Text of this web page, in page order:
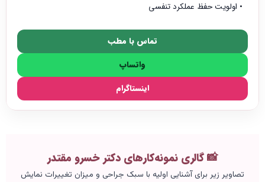
اولویت حفظ عملکرد تنفسی
تماس با مطب
واتساپ
اینستاگرام
📸 گالری نمونه‌کارهای دکتر خسرو مقتدر
تصاویر زیر برای آشنایی اولیه با سبک جراحی و میزان تغییرات نمایش